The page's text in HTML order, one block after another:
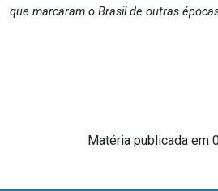
que marcaram o Brasil de outras
Matéria publicada em